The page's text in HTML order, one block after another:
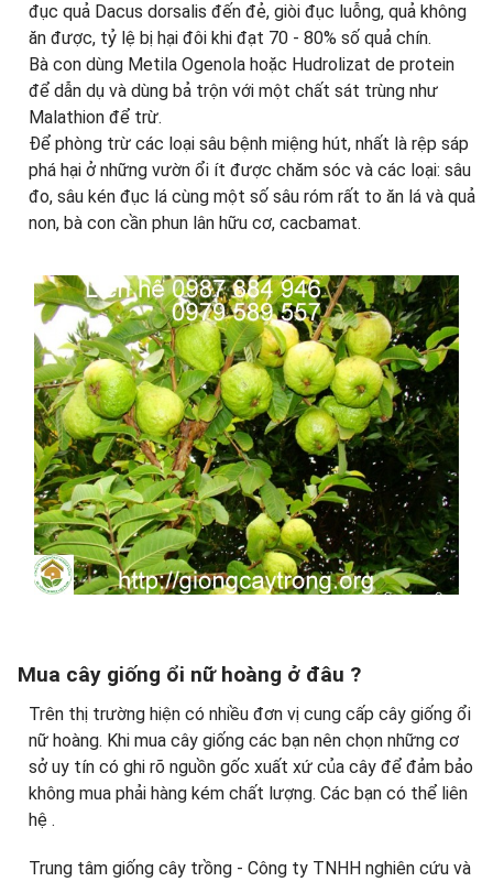
đục quả Dacus dorsalis đến đẻ, giòi đục luỗng, quả không
ăn được, tỷ lệ bị hại đôi khi đạt 70 - 80% số quả chín.
Bà con dùng Metila Ogenola hoặc Hudrolizat de protein
để dẫn dụ và dùng bả trộn với một chất sát trùng như
Malathion để trừ.
Để phòng trừ các loại sâu bệnh miệng hút, nhất là rệp sáp
phá hại ở những vườn ổi ít được chăm sóc và các loại: sâu
đo, sâu kén đục lá cùng một số sâu róm rất to ăn lá và quả
non, bà con cần phun lân hữu cơ, cacbamat.
Mua cây giống ổi nữ hoàng ở đâu ?
Trên thị trường hiện có nhiều đơn vị cung cấp cây giống ổi
nữ hoàng. Khi mua cây giống các bạn nên chọn những cơ
sở uy tín có ghi rõ nguồn gốc xuất xứ của cây để đảm bảo
không mua phải hàng kém chất lượng. Các bạn có thể liên
hệ .
Trung tâm giống cây trồng - Công ty TNHH nghiên cứu và